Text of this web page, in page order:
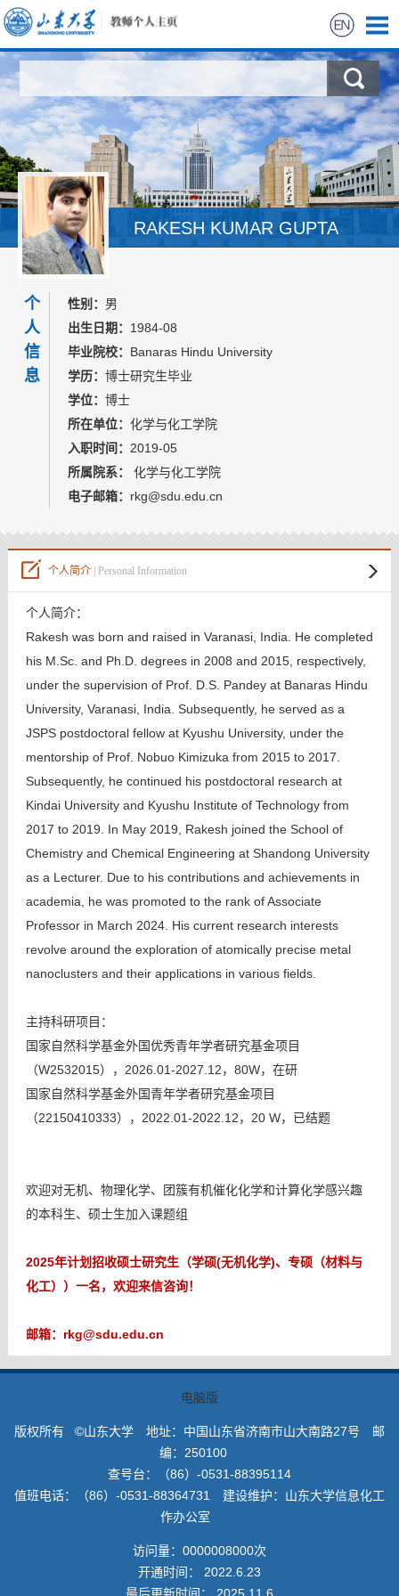
科学研究
教学研究
获奖信息
招生信息
学生信息
我的相册
教师博客
RAKESH KUMAR GUPTA
个
人
信
息
性别： 男
出生日期： 1984-08
毕业院校： Banaras Hindu University
学历： 博士研究生毕业
学位： 博士
所在单位： 化学与化工学院
入职时间： 2019-05
所属院系：
化学与化工学院
电子邮箱： rkg@sdu.edu.cn
个人简介| Personal Information
个人简介：
Rakesh was born and raised in Varanasi, India. He completed
his M.Sc. and Ph.D. degrees in 2008 and 2015, respectively,
under the supervision of Prof. D.S. Pandey at Banaras Hindu
University, Varanasi, India. Subsequently, he served as a
JSPS postdoctoral fellow at Kyushu University, under the
mentorship of Prof. Nobuo Kimizuka from 2015 to 2017.
Subsequently, he continued his postdoctoral research at
Kindai University and Kyushu Institute of Technology from
2017 to 2019. In May 2019, Rakesh joined the School of
Chemistry and Chemical Engineering at Shandong University
as a Lecturer. Due to his contributions and achievements in
academia, he was promoted to the rank of Associate
Professor in March 2024. His current research interests
revolve around the exploration of atomically precise metal
nanoclusters and their applications in various fields.
主持科研项目：
国家自然科学基金外国优秀青年学者研究基金项目
（W2532015），2026.01-2027.12，80W，在研
国家自然科学基金外国青年学者研究基金项目
（22150410333），2022.01-2022.12，20 W，已结题
欢迎对无机、物理化学、团簇有机催化化学和计算化学感兴趣
的本科生、硕士生加入课题组
2025年计划招收硕士研究生（学硕(无机化学)、专硕（材料与
化工））一名，欢迎来信咨询！
邮箱：rkg@sdu.edu.cn
电脑版
版权所有 ©山东大学 地址：中国山东省济南市山大南路27号 邮
编：250100
查号台：（86）-0531-88395114
值班电话：（86）-0531-88364731 建设维护：山东大学信息化工
作办公室
访问量： 0000008000次
开通时间： 2022 6 23